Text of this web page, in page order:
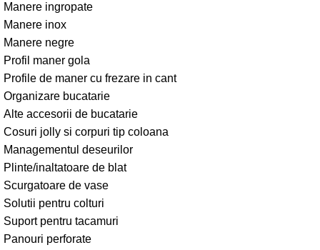
Manere ingropate
Manere inox
Manere negre
Profil maner gola
Profile de maner cu frezare in cant
Organizare bucatarie
Alte accesorii de bucatarie
Cosuri jolly si corpuri tip coloana
Managementul deseurilor
Plinte/inaltatoare de blat
Scurgatoare de vase
Solutii pentru colturi
Suport pentru tacamuri
Panouri perforate